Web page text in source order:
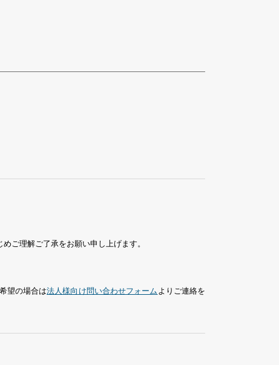
ご理解ご了承をお願い申し上げます。
望の場合は法人様向け問い合わせフォーム よりご連絡を